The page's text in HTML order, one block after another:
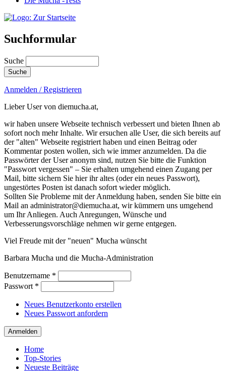
Suchformular
Suche
Anmelden / Registrieren
Lieber User von diemucha.at,
wir haben unsere Webseite technisch verbessert und bieten Ihnen ab
sofort noch mehr Inhalte. Wir ersuchen alle User, die sich bereits auf
der "alten" Webseite registriert haben und einen Beitrag oder
Kommentar posten wollen, sich wie immer anzumelden. Da die
Passwörter der User anonym sind, nutzen Sie bitte die Funktion
"Passwort vergessen" – Sie erhalten umgehend einen Zugang per
Mail, bitte sichern Sie hier ihr altes (oder ein neues Passwort),
ungestörtes Posten ist danach sofort wieder möglich.
Sollten Sie Probleme mit der Anmeldung haben, senden Sie bitte ein
Mail an administrator@diemucha.at, wir kümmern uns umgehend
um Ihr Anliegen. Auch Anregungen, Wünsche und
Verbesserungsvorschläge nehmen wir gerne entgegen.
Viel Freude mit der "neuen" Mucha wünscht
Barbara Mucha und die Mucha-Administration
Benutzername *
Passwort *
Neues Benutzerkonto erstellen
Neues Passwort anfordern
Home
Top-Stories
Neueste Beiträge